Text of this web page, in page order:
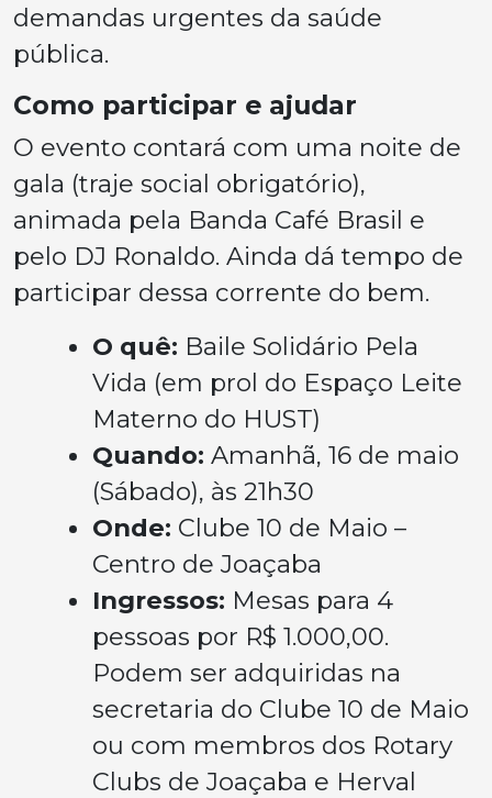
demandas urgentes da saúde
pública.
Como participar e ajudar
O evento contará com uma noite de
gala (traje social obrigatório),
animada pela Banda Café Brasil e
pelo DJ Ronaldo. Ainda dá tempo de
participar dessa corrente do bem.
O quê: Baile Solidário Pela
Vida (em prol do Espaço Leite
Materno do HUST)
Quando: Amanhã, 16 de maio
(Sábado), às 21h30
Onde: Clube 10 de Maio –
Centro de Joaçaba
Ingressos: Mesas para 4
pessoas por R$ 1.000,00.
Podem ser adquiridas na
secretaria do Clube 10 de Maio
ou com membros dos Rotary
Clubs de Joaçaba e Herval